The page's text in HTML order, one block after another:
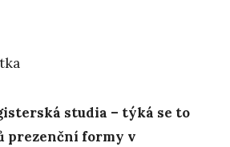
studia – týká se to
prezenční formy v